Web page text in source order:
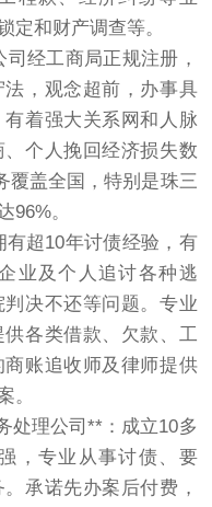
定和财产调查等。
经工商局正规注册，
，观念超前，办事具
着强大关系网和人脉
个人挽回经济损失数
覆盖全国，特别是珠三
96%。
有超10年讨债经验，有
业及个人追讨各种逃
决不还等问题。专业
各类借款、欠款、工
账追收师及律师提供
。
处理公司**：成立10多
，专业从事讨债、要
承诺先办案后付费，